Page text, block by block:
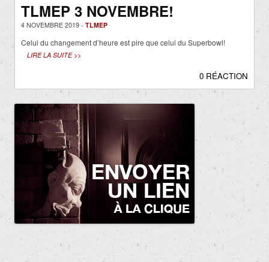
TLMEP 3 NOVEMBRE!
4 NOVEMBRE 2019 - TLMEP
Celui du changement d’heure est pire que celui du Superbowl!
LIRE LA SUITE >>
0 RÉACTION